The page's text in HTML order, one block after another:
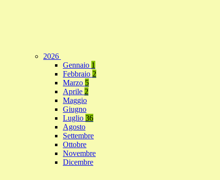
2026
Gennaio 1
Febbraio 2
Marzo 5
Aprile 2
Maggio
Giugno
Luglio 36
Agosto
Settembre
Ottobre
Novembre
Dicembre